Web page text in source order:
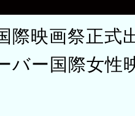
際映画祭正式
バー国際女性